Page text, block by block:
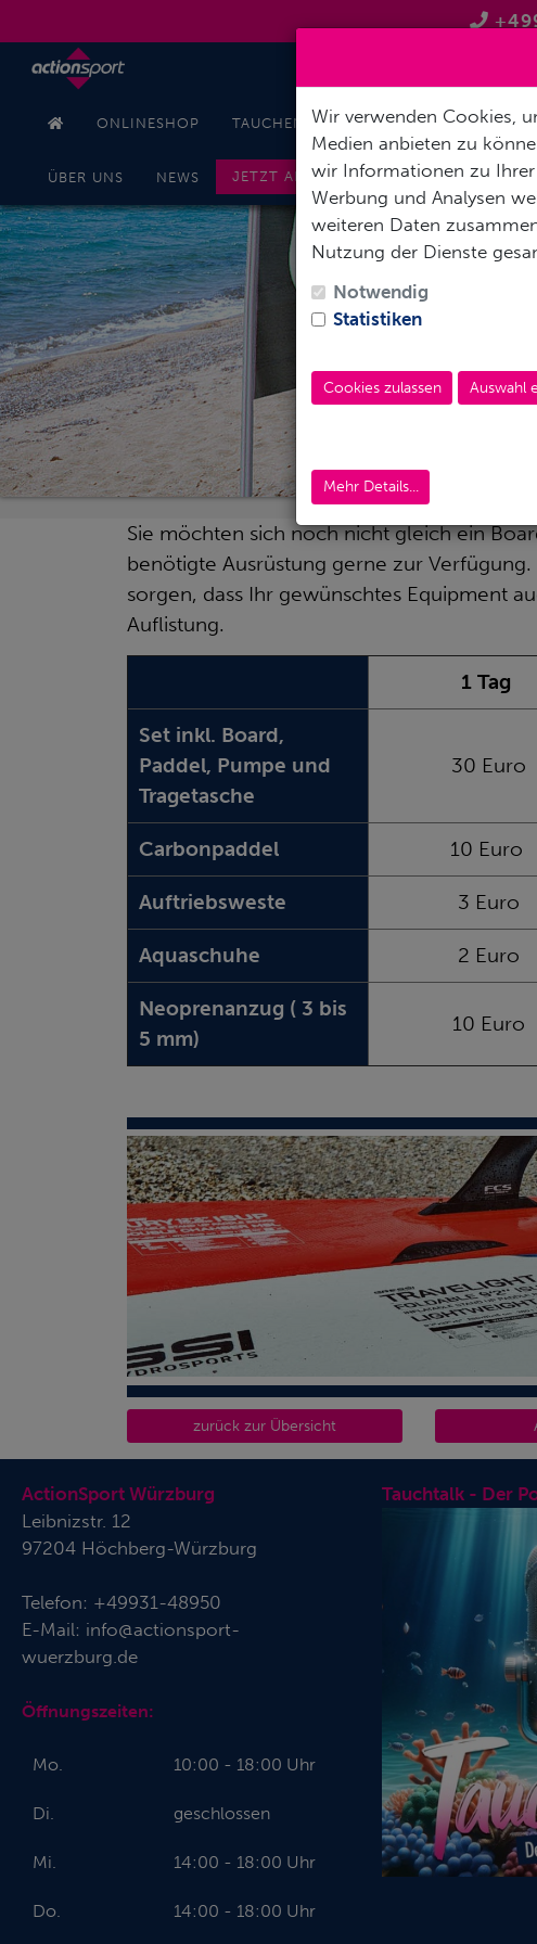
ONLINESHOP TAUCHEN SCHNORCHELN
ÜBER UNS NEWS JETZT ANFRAGEN
Sie möchten sich noch nicht gleich ein
benötigte Ausrüstung gerne zur
sorgen, dass Ihr gewünschtes Equipment
Auflistung.
1 Tag
Set inkl. Board,
Paddel, Pumpe und
Tragetasche
30 Euro
Carbonpaddel 10 Euro
Auftriebsweste 3 Euro
Aquaschuhe 2 Euro
Neoprenanzug ( 3 bis
5 mm)
10 Euro
zurück zur Übersicht
ActionSport Würzburg
Leibnizstr. 12
97204 Höchberg-Würzburg
Telefon: +49931-48950
E-Mail: info@actionsport-
wuerzburg.de
Öffnungszeiten:
Mo. 10:00 - 18:00 Uhr
Di. geschlossen
Mi. 14:00 - 18:00 Uhr
Do. 14:00 - 18:00 Uhr
Tauchtalk - Der
Wir verwenden Cookies,
Medien anbieten zu
wir Informationen zu Ihrer
Werbung und Analysen
weiteren Daten
Nutzung der Dienste
Notwendig
Statistiken
Cookies zulassen Auswahl
Mehr Details...